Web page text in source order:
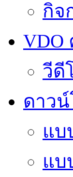
กิจ
VDO
วีดี
ดาวน์
แบ
แบ